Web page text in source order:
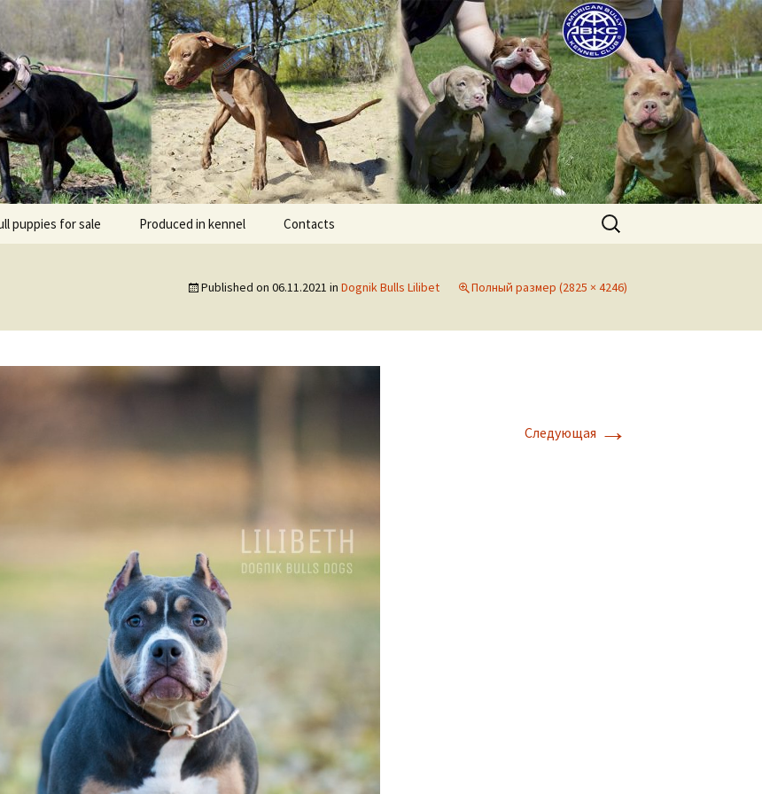
BULLS Europe. ADBA registered. APBT puppies for sale. Worldwide shipping
puppies for sale Produced in kennel Contacts
Найти:
Published on 06.11.2021 in Dognik Bulls Lilibet Полный размер (2825 × 4246)
Следующая →